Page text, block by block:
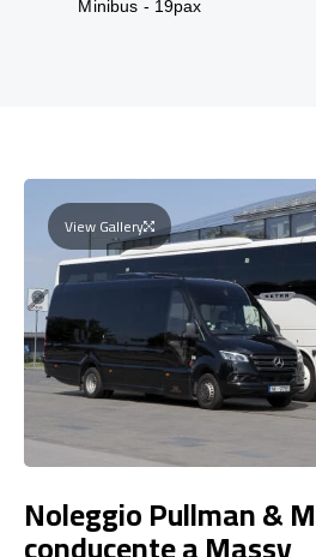
Minibus - 19pax
View Gallery
Noleggio Pullman &